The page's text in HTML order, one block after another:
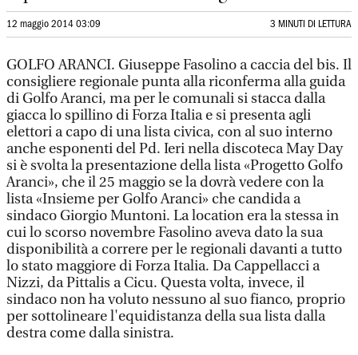
12 maggio 2014 03:09 3 MINUTI DI LETTURA
GOLFO ARANCI. Giuseppe Fasolino a caccia del bis. Il
consigliere regionale punta alla riconferma alla guida
di Golfo Aranci, ma per le comunali si stacca dalla
giacca lo spillino di Forza Italia e si presenta agli
elettori a capo di una lista civica, con al suo interno
anche esponenti del Pd. Ieri nella discoteca May Day
si è svolta la presentazione della lista «Progetto Golfo
Aranci», che il 25 maggio se la dovrà vedere con la
lista «Insieme per Golfo Aranci» che candida a
sindaco Giorgio Muntoni. La location era la stessa in
cui lo scorso novembre Fasolino aveva dato la sua
disponibilità a correre per le regionali davanti a tutto
lo stato maggiore di Forza Italia. Da Cappellacci a
Nizzi, da Pittalis a Cicu. Questa volta, invece, il
sindaco non ha voluto nessuno al suo fianco, proprio
per sottolineare l'equidistanza della sua lista dalla
destra come dalla sinistra.